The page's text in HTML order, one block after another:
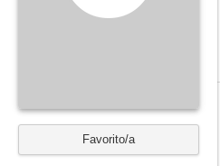
Favorito/a